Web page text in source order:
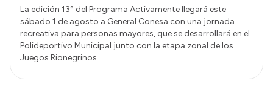
La edición 13° del Programa Activamente llegará este
sábado 1 de agosto a General Conesa con una jornada
recreativa para personas mayores, que se desarrollará en el
Polideportivo Municipal junto con la etapa zonal de los
Juegos Rionegrinos.